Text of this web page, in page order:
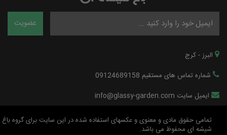
البرز - کرج
شماره تماس های مستقیم 09124689158
ایمیل سایت info@glassy-garden.com
تمامی حقوق مادی و معنوی و عکسهای استفاده شده در این سایت برای گروه باغ
شیشه ای محفوظ می باشد.